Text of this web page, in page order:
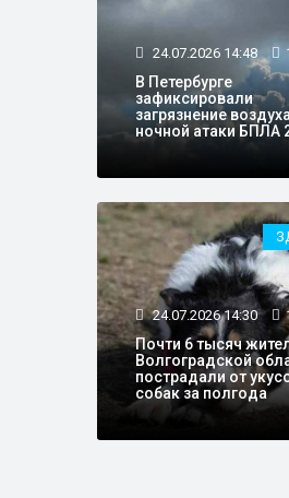
24.07.2026 14:48
В Петербурге
зафиксировали
загрязнение
ночной атаки БПЛА
24.07.2026 14:30
Почти 6 тысяч
Волгоградской
пострадали от
собак за полгода